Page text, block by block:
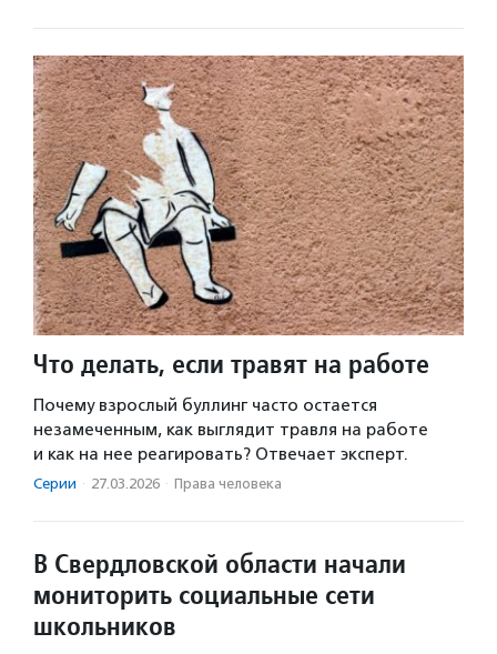
Что делать, если травят на работе
Почему взрослый буллинг часто остается
незамеченным, как выглядит травля на работе
и как на нее реагировать? Отвечает эксперт.
Серии · 27.03.2026 · Права человека
В Свердловской области начали
мониторить социальные сети
школьников